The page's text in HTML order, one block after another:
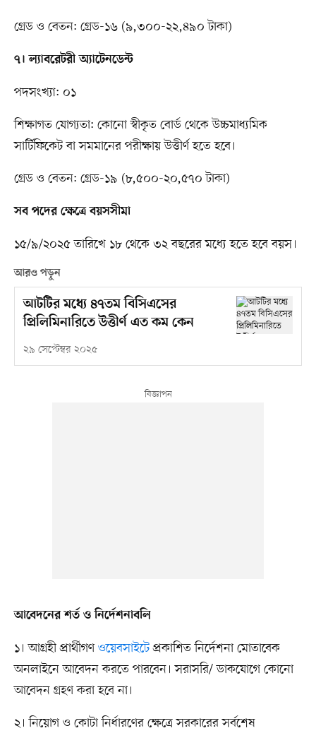
গ্রেড ও বেতন: গ্রেড-১৬ (৯,৩০০-২২,৪৯০ টাকা)
৭। ল্যাবরেটরী অ্যাটেনডেন্ট
পদসংখ্যা: ০১
শিক্ষাগত যোগ্যতা: কোনো স্বীকৃত বোর্ড থেকে উচ্চমাধ্যমিক
সার্টিফিকেট বা সমমানের পরীক্ষায় উত্তীর্ণ হতে হবে।
গ্রেড ও বেতন: গ্রেড-১৯ (৮,৫০০-২০,৫৭০ টাকা)
সব পদের ক্ষেত্রে বয়সসীমা
১৫/৯/২০২৫ তারিখে ১৮ থেকে ৩২ বছরের মধ্যে হতে হবে বয়স।
আরও পড়ুন
আটটির মধ্যে ৪৭তম বিসিএসের
প্রিলিমিনারিতে উত্তীর্ণ এত কম কেন
২৯ সেপ্টেম্বর ২০২৫
আবেদনের শর্ত ও নির্দেশনাবলি
১। আগ্রহী প্রার্থীগণ ওয়েবসাইটেপ্রকাশিত নির্দেশনা মোতাবেক
অনলাইনে আবেদন করতে পারবেন। সরাসরি/ ডাকযোগে কোনো
আবেদন গ্রহণ করা হবে না।
২। নিয়োগ ও কোটা নির্ধারণের ক্ষেত্রে সরকারের সর্বশেষ